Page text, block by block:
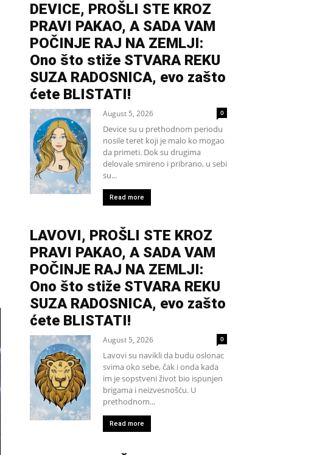
DEVICE, PROŠLI STE KROZ
PRAVI PAKAO, A SADA VAM
POČINJE RAJ NA ZEMLJI:
Ono što stiže STVARA REKU
SUZA RADOSNICA, evo zašto
ćete BLISTATI!
August 5, 2026 0
Device su u prethodnom periodu
nosile teret koji je malo ko mogao
da primeti. Dok su drugima
delovale smireno i pribrano, u sebi
su...
Read more
LAVOVI, PROŠLI STE KROZ
PRAVI PAKAO, A SADA VAM
POČINJE RAJ NA ZEMLJI:
Ono što stiže STVARA REKU
SUZA RADOSNICA, evo zašto
ćete BLISTATI!
August 5, 2026 0
Lavovi su navikli da budu oslonac
svima oko sebe, čak i onda kada
im je sopstveni život bio ispunjen
brigama i neizvesnošću. U
prethodnom...
Read more